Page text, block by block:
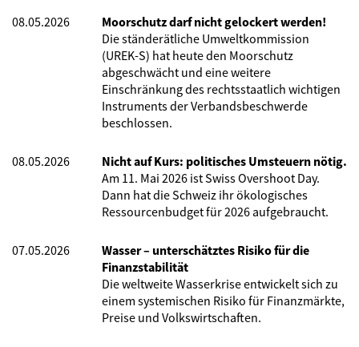
08.05.2026
Moorschutz darf nicht gelockert werden!
Die ständerätliche Umweltkommission
(UREK-S) hat heute den Moorschutz
abgeschwächt und eine weitere
Einschränkung des rechtsstaatlich wichtigen
Instruments der Verbandsbeschwerde
beschlossen.
08.05.2026
Nicht auf Kurs: politisches Umsteuern nötig.
Am 11. Mai 2026 ist Swiss Overshoot Day.
Dann hat die Schweiz ihr ökologisches
Ressourcenbudget für 2026 aufgebraucht.
07.05.2026
Wasser – unterschätztes Risiko für die
Finanzstabilität
Die weltweite Wasserkrise entwickelt sich zu
einem systemischen Risiko für Finanzmärkte,
Preise und Volkswirtschaften.